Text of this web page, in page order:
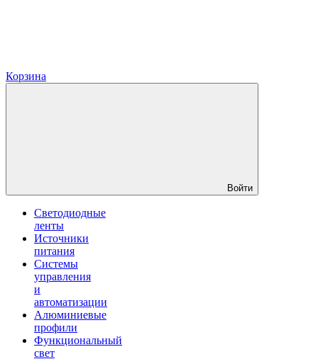
Корзина
Войти
Светодиодные
ленты
Источники
питания
Системы
управления
и
автоматизации
Алюминиевые
профили
Функциональный
свет